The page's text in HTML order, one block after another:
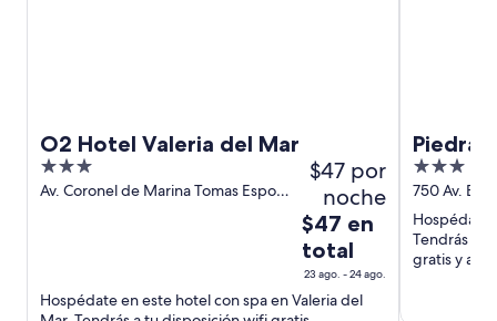
O2 Hotel Valeria del Mar
3
out
Av. Coronel de Marina Tomas Espora
$47 por
noche
El
precio
es
de
$47
$47 en
total
23 ago. - 24 ago.
Hospédate en este hotel con spa en Valeria del
Piedras
3
out
of
5
750 Av.
Buenos
Hospédate
Tendrás a
gratis y